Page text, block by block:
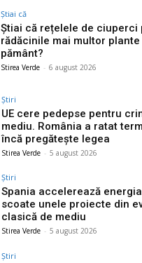
Știai că
Știai că rețelele de ciuperci
rădăcinile mai multor plante
pământ?
Stirea Verde - 6 august 2026
Știri
UE cere pedepse pentru
mediu. România a ratat
încă pregătește legea
Stirea Verde - 5 august 2026
Știri
Spania accelerează
scoate unele proiecte din
clasică de mediu
Stirea Verde - 5 august 2026
Știri